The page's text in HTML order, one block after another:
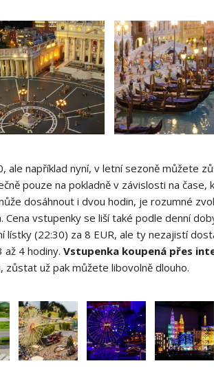
například nyní, v letní sezoně můžete
pouze na pokladně v závislosti na čase,
dosáhnout i dvou hodin, je rozumné
vstupenky se liší také podle denní
(22:30) za 8 EUR, ale ty nezajistí
4 hodiny. Vstupenka koupená přes
už pak můžete libovolně dlouho.